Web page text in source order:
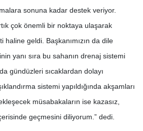
sonuna kadar destek veriyor.
çok önemli bir noktaya ulaşarak
haline geldi. Başkanımızın da dile
yanı sıra bu sahanın drenaj sistemi
gündüzleri sıcaklardan dolayı
sistemi yapıldığında akşamları
müsabakaların ise kazasız,
geçmesini diliyorum.” dedi.